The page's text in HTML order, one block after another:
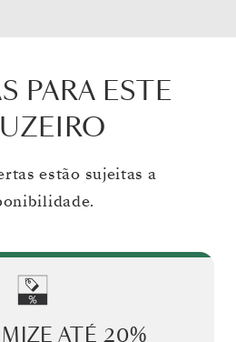
PARA ESTE
estão sujeitas a
ATÉ 20%